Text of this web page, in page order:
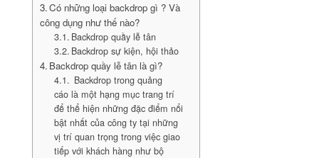
Có những loại backdrop gì ? Và
công dụng như thế nào?
Backdrop quầy lễ tân
Backdrop sự kiện, hội thảo
Backdrop quầy lễ tân là gì?
Backdrop trong quảng
cáo là một hạng mục trang trí
để thể hiện những đặc điểm nổi
bật nhất của công ty tại những
vị trí quan trọng trong việc giao
tiếp với khách hàng như bộ